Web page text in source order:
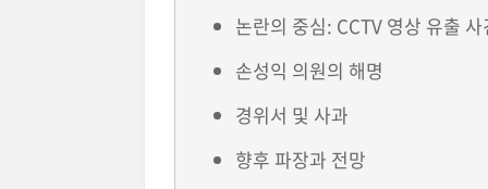
논란의 중심: CCTV 영상 유출 사
손성익 의원의 해명
경위서 및 사과
향후 파장과 전망